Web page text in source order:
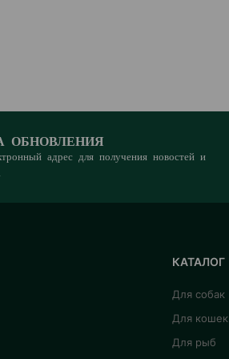
ОБНОВЛЕНИЯ
адрес для получения новостей и
КАТАЛОГ
Для собак
Для кошек
Для рыб